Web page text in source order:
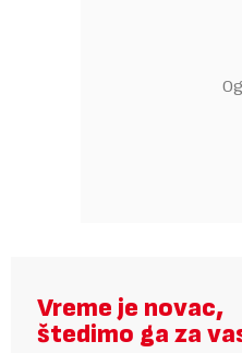
Vreme je novac,
štedimo ga za